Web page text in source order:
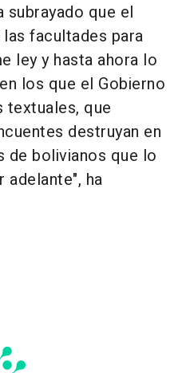
subrayado que el
facultades para
ley y hasta ahora lo
los que el Gobierno
textuales, que
destruyan en
de bolivianos que lo
adelante", ha